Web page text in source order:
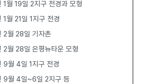
월 19일 2지구 전경과 모형
월 21일 1지구 전경
월 28일 기자촌
월 28일 은평뉴타운 모형
월 4일 1지구 전경
9월 4일~6일 2지구 등